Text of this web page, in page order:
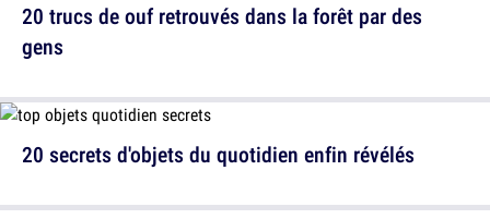
20 secrets d'objets du quotidien enfin révélés
20 trucs de ouf retrouvés dans la forêt par des
gens